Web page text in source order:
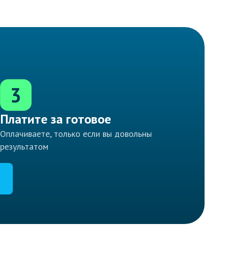
3
Платите за готовое
Оплачиваете, только если вы довольны
результатом